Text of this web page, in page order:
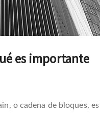
es importante
o cadena de bloques,